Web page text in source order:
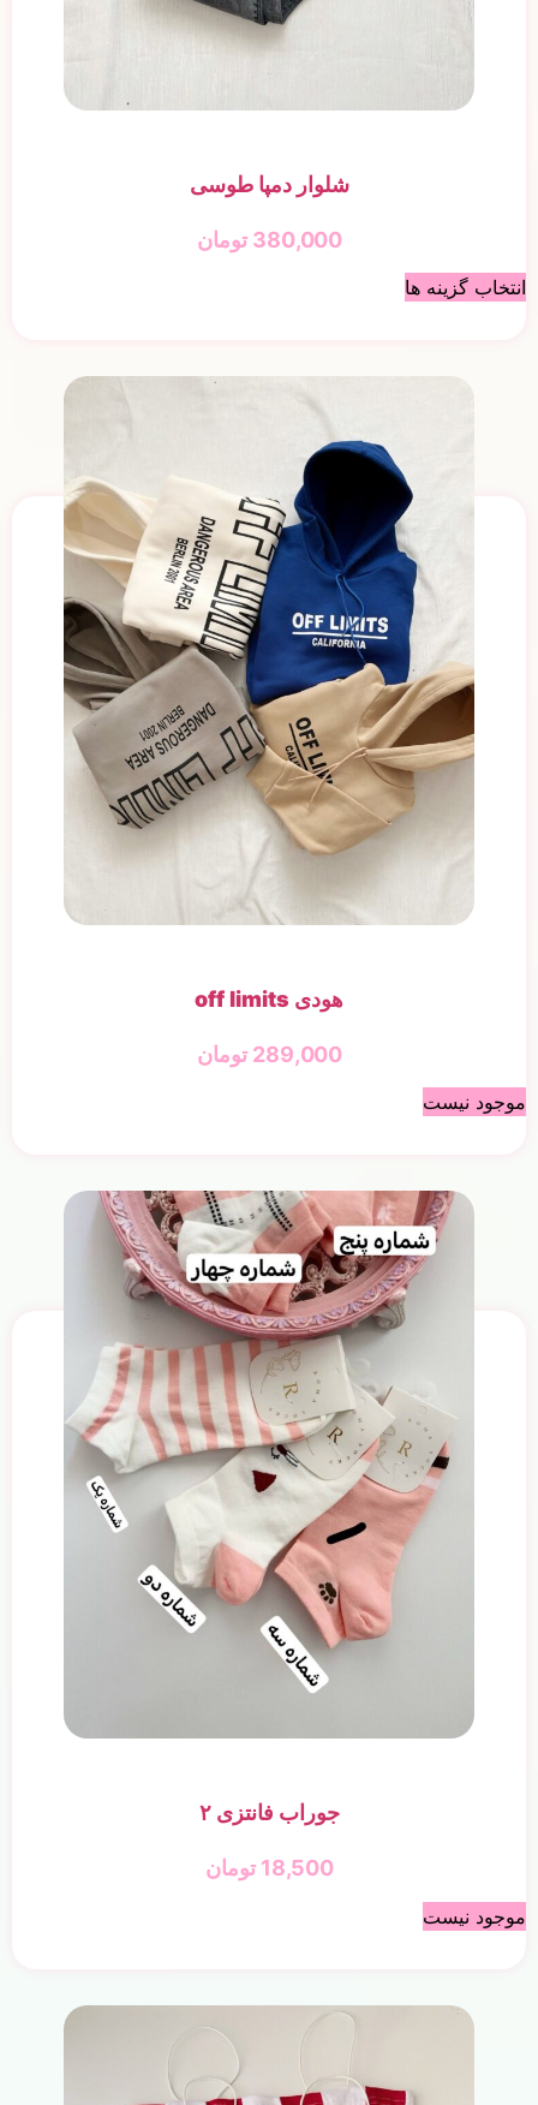
شلوار دمپا طوسی
380,000 تومان
انتخاب گزینه ها
هودی off limits
289,000 تومان
موجود نیست
جوراب فانتزی ۲
18,500 تومان
موجود نیست